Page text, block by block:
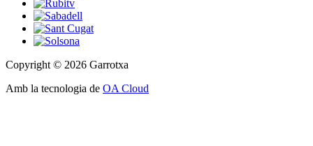
Copyright © 2026 Garrotxa
Amb la tecnologia de OA Cloud